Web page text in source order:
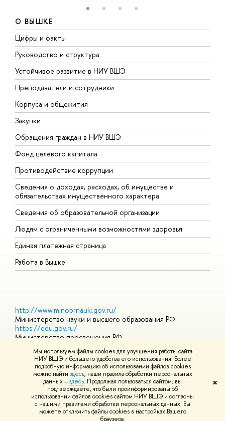
Мы используем файлы cookies для улучшения работы сайта
НИУ ВШЭ и большего удобства его использования. Более
подробную информацию об использовании файлов cookies
можно найти здесь, наши правила обработки персональных
данных –здесь. Продолжая пользоваться сайтом, вы
подтверждаете, что были проинформированы об
использовании файлов cookies сайтом НИУ ВШЭ и согласны
с нашими правилами обработки персональных данных. Вы
можете отключить файлы cookies в настройках Вашего
браузера.
✖
О ВЫШКЕ
Цифры и факты
Руководство и структура
Устойчивое развитие в НИУ ВШЭ
Преподаватели и сотрудники
Корпуса и общежития
Закупки
Обращения граждан в НИУ ВШЭ
Фонд целевого капитала
Противодействие коррупции
Сведения о доходах, расходах, об имуществе и
обязательствах имущественного характера
Сведения об образовательной организации
Людям с ограниченными возможностями здоровья
Единая платежная страница
Работа в Вышке
http://www.minobrnauki.gov.ru/
Министерство науки и высшего образования РФ
https://edu.gov.ru/
Министерство просвещения РФ
Массовые открытые онлайн-курсы
© НИУ ВШЭ 1993–2026 Адреса и контактыУсловия
использования материалов Политика конфиденциальности
Шрифты HSE Sans и HSE Slab разработаны вШколе дизайна НИУ